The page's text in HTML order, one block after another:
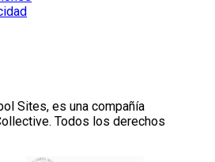
Sites, es una compañía
Todos los derechos